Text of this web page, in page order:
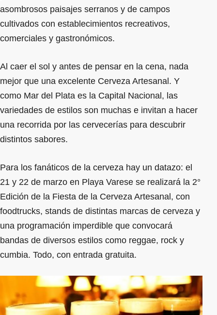
asombrosos paisajes serranos y de campos
cultivados con establecimientos recreativos,
comerciales y gastronómicos.
Al caer el sol y antes de pensar en la cena, nada
mejor que una excelente Cerveza Artesanal. Y
como Mar del Plata es la Capital Nacional, las
variedades de estilos son muchas e invitan a hacer
una recorrida por las cervecerías para descubrir
distintos sabores.
Para los fanáticos de la cerveza hay un datazo: el
21 y 22 de marzo en Playa Varese se realizará la 2°
Edición de la Fiesta de la Cerveza Artesanal, con
foodtrucks, stands de distintas marcas de cerveza y
una programación imperdible que convocará
bandas de diversos estilos como reggae, rock y
cumbia. Todo, con entrada gratuita.